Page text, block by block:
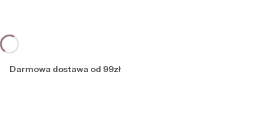
Darmowa dostawa od 99zł